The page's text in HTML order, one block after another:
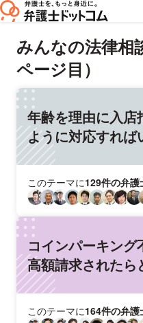
みんなの法律相
ページ目）
年齢を理由に入店
ように対応すれば
このテーマに129件の弁護
コインパーキン
高額請求されたら
このテーマに164件の弁護